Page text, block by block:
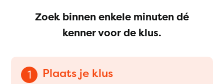
Zoek binnen enkele minuten dé
kenner voor de klus.
1 Plaats je klus